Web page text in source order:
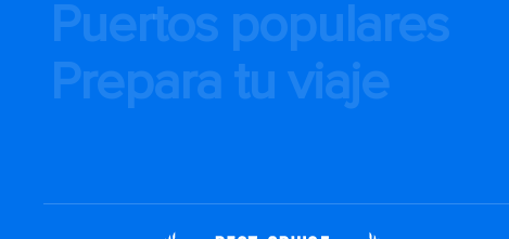
Puertos populares
Prepara tu viaje